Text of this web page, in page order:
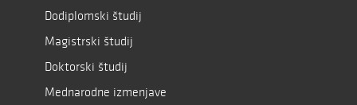
Dodiplomski študij
Magistrski študij
Doktorski študij
Mednarodne izmenjave